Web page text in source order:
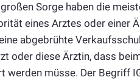
Sorge haben die
eines Arztes oder einer
abgebrühte
oder diese Ärztin, dass
werden müsse. Der Begriff